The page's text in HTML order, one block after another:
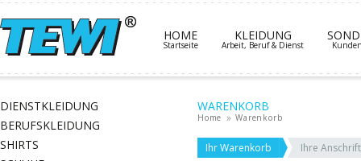
HOME
Startseite
KLEIDUNG
Arbeit, Beruf & Dienst
DIENSTKLEIDUNG
BERUFSKLEIDUNG
SHIRTS
WARENKORB
Home Warenkorb
Ihr Warenkorb Ihre